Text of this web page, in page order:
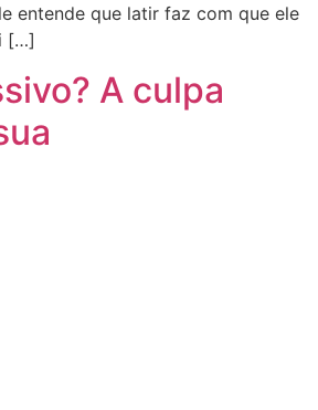
entende que latir faz com que ele
[…]
A culpa